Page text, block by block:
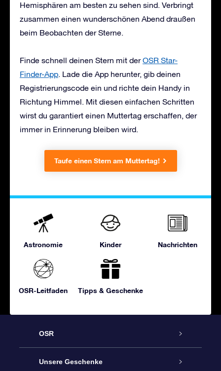
Hemisphären am besten zu sehen sind. Verbringt
zusammen einen wunderschönen Abend draußen
beim Beobachten der Sterne.
Finde schnell deinen Stern mit derOSR Star-
Finder-App. Lade die App herunter, gib deinen
Registrierungscode ein und richte dein Handy in
Richtung Himmel. Mit diesen einfachen Schritten
wirst du garantiert einen Muttertag erschaffen, der
immer in Erinnerung bleiben wird.
Taufe einen Stern am Muttertag!
Astronomie Kinder Nachrichten
OSR-Leitfaden Tipps & Geschenke
OSR
Service
Unsere Geschenke